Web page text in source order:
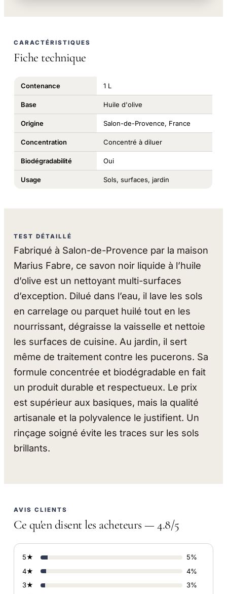
CARACTÉRISTIQUES
Fiche technique
Contenance 1 L
Base Huile d'olive
Origine Salon-de-Provence, France
Concentration Concentré à diluer
Biodégradabilité Oui
Usage Sols, surfaces, jardin
TEST DÉTAILLÉ
Fabriqué à Salon-de-Provence par la maison
Marius Fabre, ce savon noir liquide à l’huile
d’olive est un nettoyant multi-surfaces
d’exception. Dilué dans l’eau, il lave les sols
en carrelage ou parquet huilé tout en les
nourrissant, dégraisse la vaisselle et nettoie
les surfaces de cuisine. Au jardin, il sert
même de traitement contre les pucerons. Sa
formule concentrée et biodégradable en fait
un produit durable et respectueux. Le prix
est supérieur aux basiques, mais la qualité
artisanale et la polyvalence le justifient. Un
rinçage soigné évite les traces sur les sols
brillants.
AVIS CLIENTS
Ce qu'en disent les acheteurs — 4.8/5
5★
5%
4★
4%
3★
3%